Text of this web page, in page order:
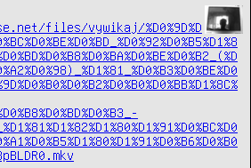
files/vywikaj/%D0%9D%D